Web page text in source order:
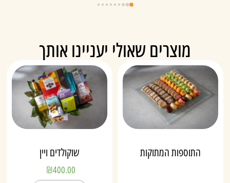
מוצרים שאולי יעניינו אותך
התוספות המתוקות שוקולדים ויין
₪400.00